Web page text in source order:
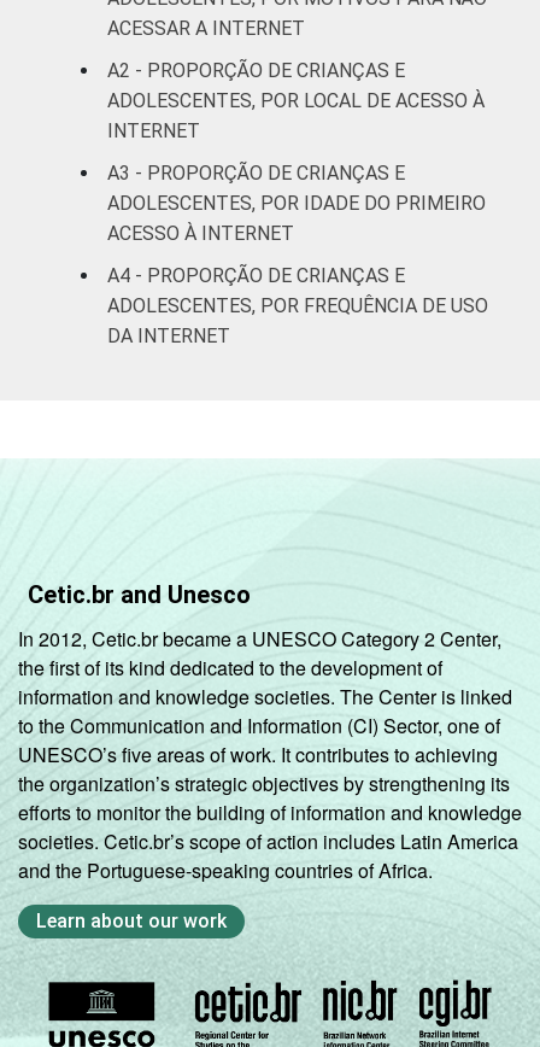
RENDA
FAMILIAR
Até 1 SM
Mais de 1
63 18
SM até 3 SM
73 15
Mais de 3
SM
DE 49
Base: 23.380.494 usuários de Internet de 9
a 17 anos. Respostas estimuladas. Dados
coletados entre novembro de 2015 e junho
de 2016.
Publicação dos dados em: 10/10/2016.
Correção dos dados em: 28/10/2016. Mais
informações em:
https://cetic.br/noticia/cetic-br-informa-
correcao-dos-resultados-da-pesquisa-tic-
kids-online-brasil-2015/
ACESSAR A INTERNET
A2 - PROPORÇÃO DE CRIANÇAS E
ADOLESCENTES, POR LOCAL DE ACESSO À
INTERNET
A3 - PROPORÇÃO DE CRIANÇAS E
ADOLESCENTES, POR IDADE DO PRIMEIRO
ACESSO À INTERNET
A4 - PROPORÇÃO DE CRIANÇAS E
ADOLESCENTES, POR FREQUÊNCIA DE USO
DA INTERNET
Cetic.br and Unesco
In 2012, Cetic.br became a UNESCO Category 2 Center,
the first of its kind dedicated to the development of
information and knowledge societies. The Center is linked
to the Communication and Information (CI) Sector, one of
UNESCO’s five areas of work. It contributes to achieving
the organization’s strategic objectives by strengthening its
efforts to monitor the building of information and knowledge
societies. Cetic.br’s scope of action includes Latin America
and the Portuguese-speaking countries of Africa.
Learn about our work